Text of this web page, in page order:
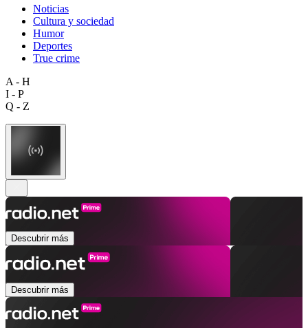
Noticias
Cultura y sociedad
Humor
Deportes
True crime
A - H
I - P
Q - Z
Descubrir más
Descubrir más